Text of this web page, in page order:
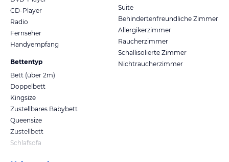
CD-Player
Radio
Fernseher
Handyempfang
Bettentyp
Bett (über 2m)
Doppelbett
Kingsize
Zustellbares Babybett
Queensize
Zustellbett
Schlafsofa
Suite
Behindertenfreundliche Zimmer
Allergikerzimmer
Raucherzimmer
Schallisolierte Zimmer
Nichtraucherzimmer